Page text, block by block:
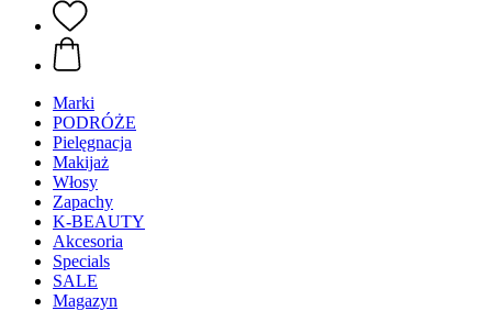
Marki
PODRÓŻE
Pielęgnacja
Makijaż
Włosy
Zapachy
K-BEAUTY
Akcesoria
Specials
SALE
Magazyn